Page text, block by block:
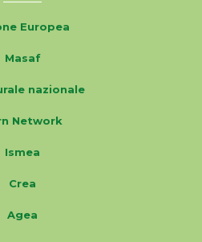
Europea
Masaf
nazionale
Network
Ismea
Crea
Agea